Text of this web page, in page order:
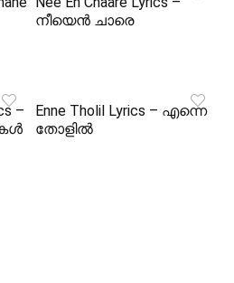
നീയെൻ ചാരെ
–
Enne Tholil Lyrics – എന്നെ
തോളിൽ